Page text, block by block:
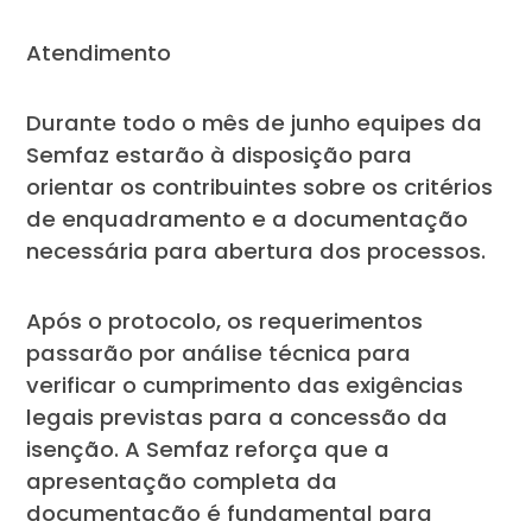
Atendimento
Durante todo o mês de junho equipes da
Semfaz estarão à disposição para
orientar os contribuintes sobre os critérios
de enquadramento e a documentação
necessária para abertura dos processos.
Após o protocolo, os requerimentos
passarão por análise técnica para
verificar o cumprimento das exigências
legais previstas para a concessão da
isenção. A Semfaz reforça que a
apresentação completa da
documentação é fundamental para